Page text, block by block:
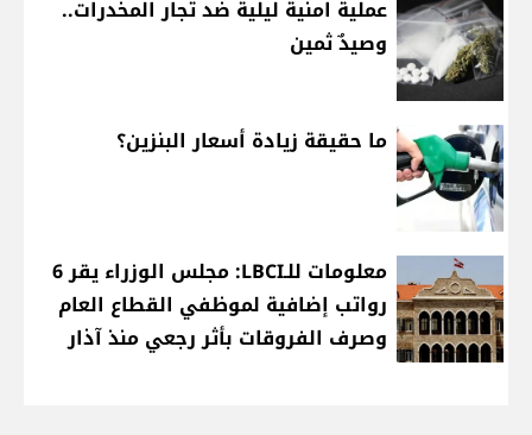
عملية امنية ليلية ضد تجار المخدرات..
وصيدٌ ثمين
ما حقيقة زيادة أسعار البنزين؟
معلومات للـLBCI: مجلس الوزراء يقر 6
رواتب إضافية لموظفي القطاع العام
وصرف الفروقات بأثر رجعي منذ آذار